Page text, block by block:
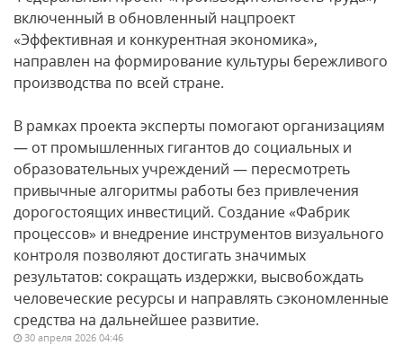
включенный в обновленный нацпроект
«Эффективная и конкурентная экономика»,
направлен на формирование культуры бережливого
производства по всей стране.
В рамках проекта эксперты помогают организациям
— от промышленных гигантов до социальных и
образовательных учреждений — пересмотреть
привычные алгоритмы работы без привлечения
дорогостоящих инвестиций. Создание «Фабрик
процессов» и внедрение инструментов визуального
контроля позволяют достигать значимых
результатов: сокращать издержки, высвобождать
человеческие ресурсы и направлять сэкономленные
средства на дальнейшее развитие.
30 апреля 2026 04:46